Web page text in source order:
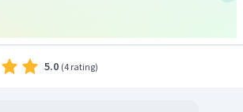
tepat adalah C
5.0 (4 rating)